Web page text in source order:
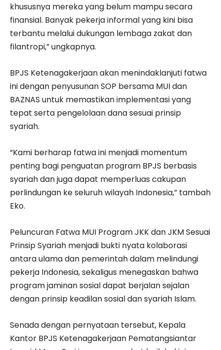
khususnya mereka yang belum mampu secara
finansial. Banyak pekerja informal yang kini bisa
terbantu melalui dukungan lembaga zakat dan
filantropi,” ungkapnya.
BPJS Ketenagakerjaan akan menindaklanjuti fatwa
ini dengan penyusunan SOP bersama MUI dan
BAZNAS untuk memastikan implementasi yang
tepat serta pengelolaan dana sesuai prinsip
syariah.
“Kami berharap fatwa ini menjadi momentum
penting bagi penguatan program BPJS berbasis
syariah dan juga dapat memperluas cakupan
perlindungan ke seluruh wilayah Indonesia,” tambah
Eko.
Peluncuran Fatwa MUI Program JKK dan JKM Sesuai
Prinsip Syariah menjadi bukti nyata kolaborasi
antara ulama dan pemerintah dalam melindungi
pekerja Indonesia, sekaligus menegaskan bahwa
program jaminan sosial dapat berjalan sejalan
dengan prinsip keadilan sosial dan syariah Islam.
Senada dengan pernyataan tersebut, Kepala
Kantor BPJS Ketenagakerjaan Pematangsiantar